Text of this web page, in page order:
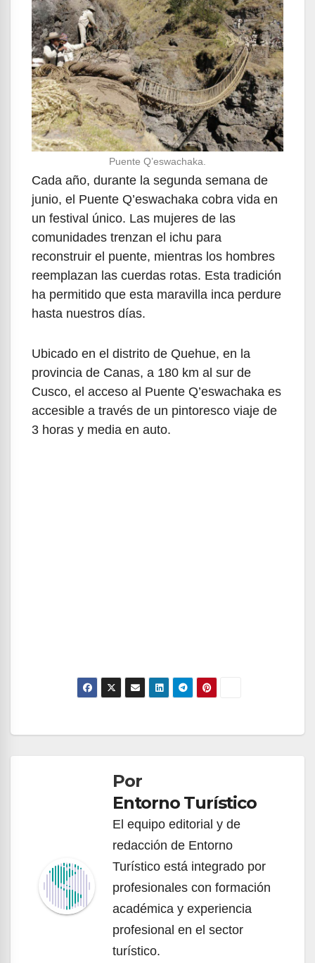
Puente Q’eswachaka.
Cada año, durante la segunda semana de
junio, el Puente Q’eswachaka cobra vida en
un festival único. Las mujeres de las
comunidades trenzan el ichu para
reconstruir el puente, mientras los hombres
reemplazan las cuerdas rotas. Esta tradición
ha permitido que esta maravilla inca perdure
hasta nuestros días.
Ubicado en el distrito de Quehue, en la
provincia de Canas, a 180 km al sur de
Cusco, el acceso al Puente Q’eswachaka es
accesible a través de un pintoresco viaje de
3 horas y media en auto.
Navegación
entradasPor
Entorno Turístico
El equipo editorial y de
redacción de Entorno
Turístico está integrado por
profesionales con formación
académica y experiencia
profesional en el sector
turístico.